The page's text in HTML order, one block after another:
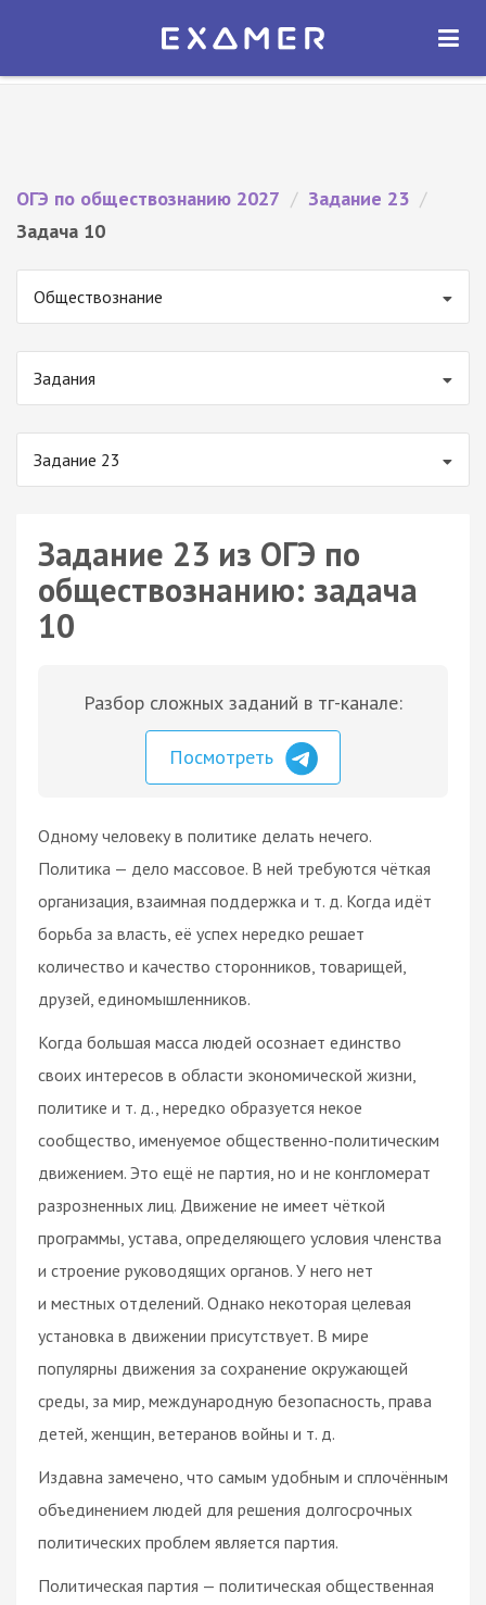
Экзамер — ЕГЭ 2027
ОТКРЫТЬ
ОГЭ по обществознанию 2027 / Задание 23 /
Задача 10
Обществознание
Задания
Задание 23
Задание 23 из ОГЭ по
обществознанию: задача
10
Разбор сложных заданий в тг-канале:
Посмотреть
Одному человеку в политике делать нечего.
Политика — дело массовое. В ней требуются чёткая
организация, взаимная поддержка и т. д. Когда идёт
борьба за власть, её успех нередко решает
количество и качество сторонников, товарищей,
друзей, единомышленников.
Когда большая масса людей осознает единство
своих интересов в области экономической жизни,
политике и т. д., нередко образуется некое
сообщество, именуемое общественно-политическим
движением. Это ещё не партия, но и не конгломерат
разрозненных лиц. Движение не имеет чёткой
программы, устава, определяющего условия членства
и строение руководящих органов. У него нет
и местных отделений. Однако некоторая целевая
установка в движении присутствует. В мире
популярны движения за сохранение окружающей
среды, за мир, международную безопасность, права
детей, женщин, ветеранов войны и т. д.
Издавна замечено, что самым удобным и сплочённым
объединением людей для решения долгосрочных
политических проблем является партия.
Политическая партия — политическая общественная